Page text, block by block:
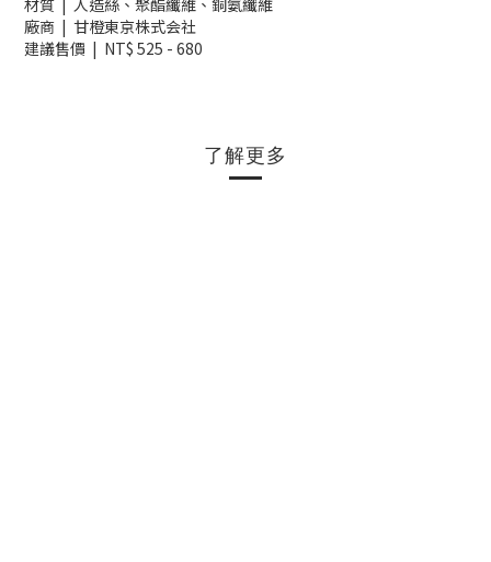
材質 | 人造絲、聚酯纖維、銅氨纖維
廠商 | 甘橙東京株式会社
建議售價 | NT$ 525 - 680
了解更多